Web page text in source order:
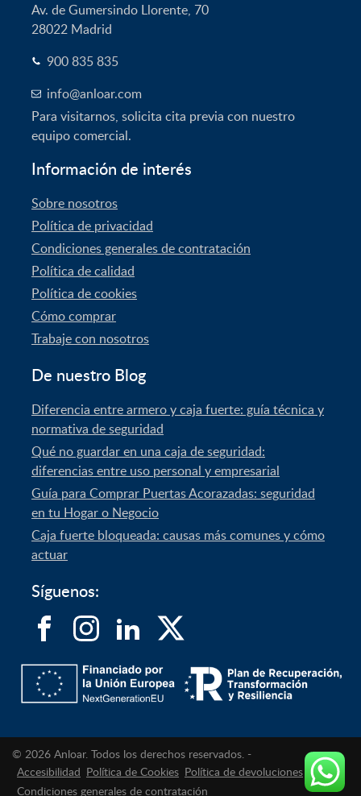
Av. de Gumersindo Llorente, 70
28022 Madrid
900 835 835
info@anloar.com
Para visitarnos, solicita cita previa con nuestro
equipo comercial.
Información de interés
Sobre nosotros
Política de privacidad
Condiciones generales de contratación
Política de calidad
Política de cookies
Cómo comprar
Trabaje con nosotros
De nuestro Blog
Diferencia entre armero y caja fuerte: guía técnica y
normativa de seguridad
Qué no guardar en una caja de seguridad:
diferencias entre uso personal y empresarial
Guía para Comprar Puertas Acorazadas: seguridad
en tu Hogar o Negocio
Caja fuerte bloqueada: causas más comunes y cómo
actuar
Síguenos:
© 2026 Anloar. Todos los derechos reservados. -
Accesibilidad Política de Cookies Política de devoluciones
Condiciones generales de contratación